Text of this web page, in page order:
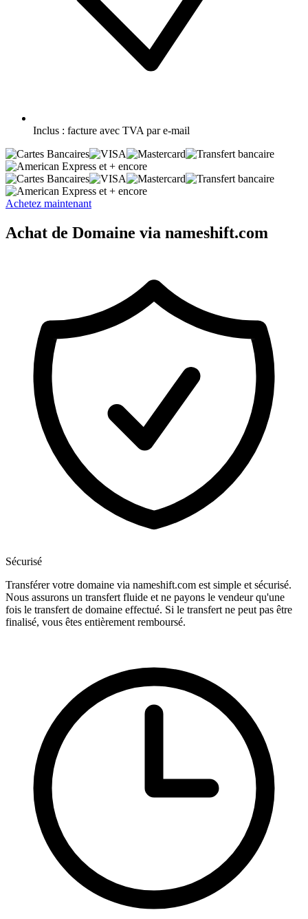
Inclus : facture avec TVA par e-mail
et + encore
et + encore
Achetez maintenant
Achat de Domaine via nameshift.com
Sécurisé
Transférer votre domaine via nameshift.com est simple et sécurisé.
Nous assurons un transfert fluide et ne payons le vendeur qu'une
fois le transfert de domaine effectué. Si le transfert ne peut pas être
finalisé, vous êtes entièrement remboursé.